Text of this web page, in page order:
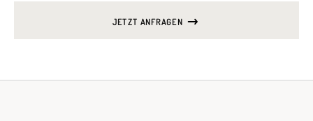
JETZT ANFRAGEN